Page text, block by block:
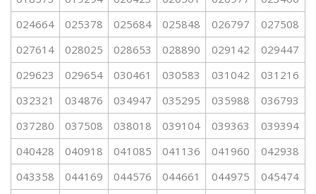
024664
025378 025684 025848 026797
027508
027614
028025 028653 028890 029142
029447
029623
029654 030461 030583 031042
031216
032321
034876 034947 035295 035988
036793
037280
037508 038018 039104 039363
039394
040428
040918 041085 041136 041960
042938
043358
044169 044576 044661 044975
045474